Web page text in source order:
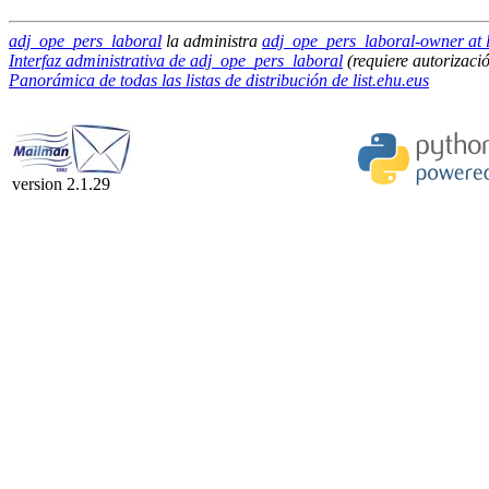
adj_ope_pers_laboral la administra adj_ope_pers_laboral-owner at
Interfaz administrativa de adj_ope_pers_laboral (requiere
Panorámica de todas las listas de distribución de list.ehu.eus
version 2.1.29